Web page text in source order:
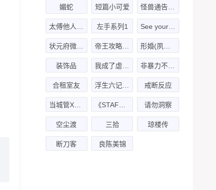
媚蛇 短篇小可爱
左手系列1
状元府微小剧 帝王攻略-第二季
装饰品
合租室友 浮生六记（二了·林放） 戒断反应
当城管X小贩 请勿洞察
空尘渡 三拾 琼楼传
断刀客 良陈美锦